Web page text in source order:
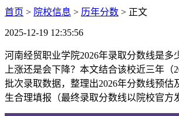
首页 > 院校信息 > 历年分数 > 正文
2025-12-19 12:35:56
河南经贸职业学院2026年录取分数线是多
上涨还是会下降？本文结合该校近三年（
批次录取数据，整理出2026年分数线预估
生合理填报（最终录取分数线以院校官方